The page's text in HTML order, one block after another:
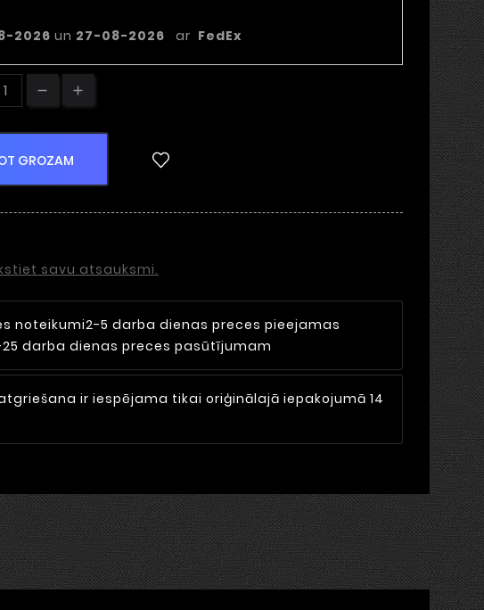
2026 un 27-08-2026 ar FedEx
GROZAM
savu atsauksmi.
noteikumi2-5 darba dienas preces pieejamas
25 darba dienas preces pasūtījumam
ir iespējama tikai oriģinālajā iepakojumā 14